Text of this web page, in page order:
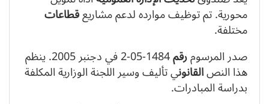
محورية. تم توظيف موارده لدعم مشاريعقطاعات
مختلفة.
صدر المرسومرقم 1484-05-2 في دجنبر 2005. ينظم
هذا النصالقانوني تأليف وسير اللجنة الوزارية المكلفة
بدراسة المبادرات.